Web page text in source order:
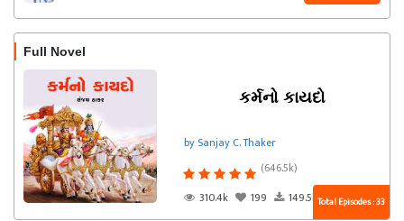
Full Novel
કર્મનો કાયદો
by Sanjay C. Thaker
(646.5k)
310.4k
199 149.5k Total Episodes : 33